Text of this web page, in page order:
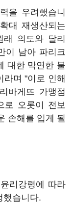
을 우려했습니
대 재생산되는
의도와 달리
이 남아 파리크
대한 막연한 불
라며 "이로 인해
바게뜨 가맹점
로 오롯이 전보
손해를 입게 될
리강령에 따라
했습니다.